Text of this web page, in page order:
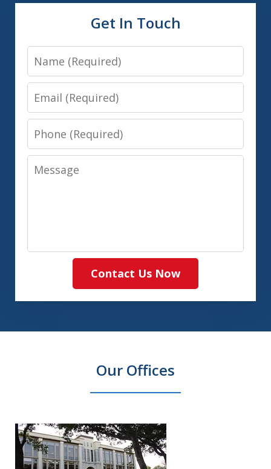
Get In Touch
Name
Email
Phone
Message
Contact Us Now
Our Offices